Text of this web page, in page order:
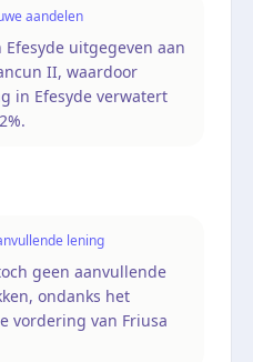
aandelen
uitgegeven aan
II, waardoor
in Efesyde verwatert
lening
geen aanvullende
ondanks het
vordering van Friusa